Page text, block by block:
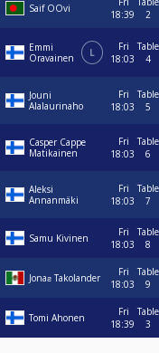
Saif OOvi
18:39
2
Emmi
Oravainen
L
Fri
18:03
Table
4
Jouni
Alalaurinaho
Fri
18:03
Table
5
Casper Cappe
Matikainen
Fri
18:03
Table
6
Aleksi
Annanmäki
Fri
18:03
Table
7
Samu Kivinen
Fri
18:03
Table
8
Jonaƨ Takolander
Fri
18:03
Table
9
Tomi Ahonen
Fri
18:39
Table
3